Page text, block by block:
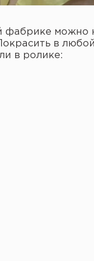
фабрике можно
в
в ролике: